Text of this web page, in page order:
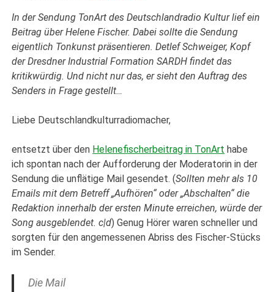
In der Sendung TonArt des Deutschlandradio Kultur lief ein
Beitrag über Helene Fischer. Dabei sollte die Sendung
eigentlich Tonkunst präsentieren. Detlef Schweiger, Kopf
der Dresdner Industrial Formation SARDH findet das
kritikwürdig. Und nicht nur das, er sieht den Auftrag des
Senders in Frage gestellt…
Liebe Deutschlandkulturradiomacher,
entsetzt über den Helenefischerbeitrag in TonArt habe
ich spontan nach der Aufforderung der Moderatorin in der
Sendung die unflätige Mail gesendet. (Sollten mehr als 10
Emails mit dem Betreff „Aufhören“ oder „Abschalten“ die
Redaktion innerhalb der ersten Minute erreichen, würde der
Song ausgeblendet. c|d) Genug Hörer waren schneller und
sorgten für den angemessenen Abriss des Fischer-Stücks
im Sender.
Die Mail